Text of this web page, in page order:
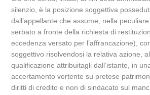
silenzio, è la posizione soggettiva
dall’appellante che assume, nella
serbato a fronte della richiesta di
eccedenza versato per l’affrancazione),
soggettivo risolvendosi la relativa azione,
qualificazione attribuitagli dall’istante, in
accertamento vertente su pretese
diritti di credito e non di sindacato sul